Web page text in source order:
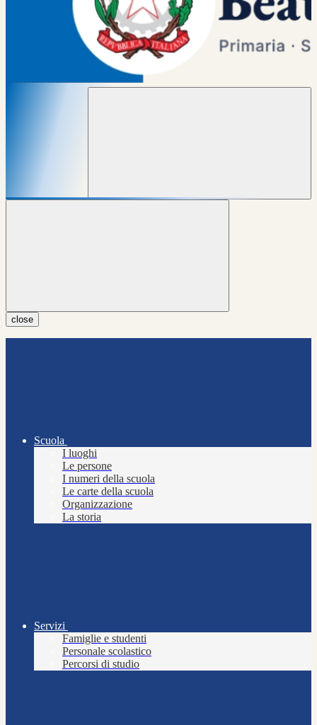
close
Scuola
I luoghi
Le persone
I numeri della scuola
Le carte della scuola
Organizzazione
La storia
Servizi
Famiglie e studenti
Personale scolastico
Percorsi di studio